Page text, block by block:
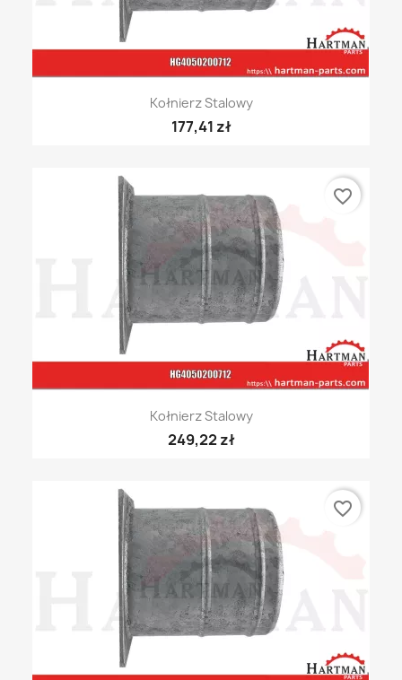
Kołnierz Stalowy
177,41 zł
Kołnierz Stalowy
249,22 zł
favorite_border
favorite_border